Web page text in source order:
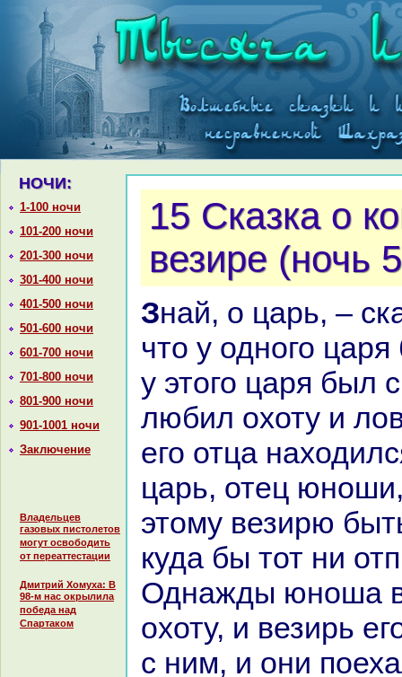
НОЧИ:
1-100 ночи
101-200 ночи
201-300 ночи
301-400 ночи
401-500 ночи
501-600 ночи
601-700 ночи
701-800 ночи
801-900 ночи
901-1001 ночи
Заключение
Владельцев
газовых пистолетов
могут освободить
от переаттестации
Дмитрий Хомуха: В
98-м нас окрылила
победа над
Спартаком
15 Сказка о
везире (ночь
Знaй, о царь, – сказал везирь, –
что у одного
у этого царя был
любил охоту и
его отца
царь, отец
этому везирю
куда бы тот ни
Однaжды юноша
охоту, и везирь
с ним, и они